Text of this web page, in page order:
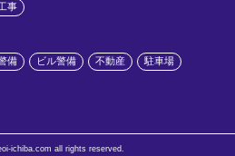
事
備 ビル警備 不動産 駐車場
ichiba.com all rights reserved.